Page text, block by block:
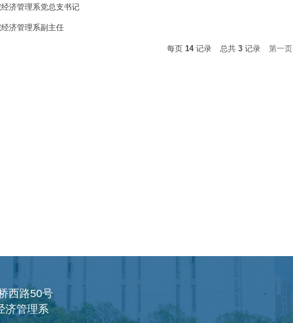
济管理系党总支书记
济管理系副主任
每页 14记录 总共 3 记录 第一页
西路50号
济管理系